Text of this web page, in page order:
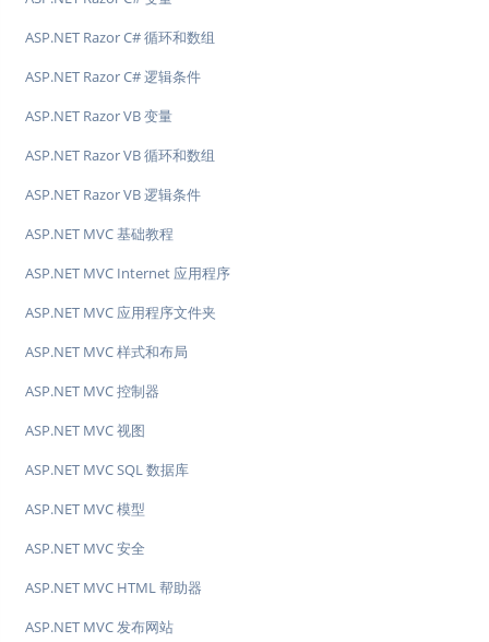
ASP.NET Razor C# 循环和数组
ASP.NET Razor C# 逻辑条件
ASP.NET Razor VB 变量
ASP.NET Razor VB 循环和数组
ASP.NET Razor VB 逻辑条件
ASP.NET MVC 基础教程
ASP.NET MVC Internet 应用程序
ASP.NET MVC 应用程序文件夹
ASP.NET MVC 样式和布局
ASP.NET MVC 控制器
ASP.NET MVC 视图
ASP.NET MVC SQL 数据库
ASP.NET MVC 模型
ASP.NET MVC 安全
ASP.NET MVC HTML 帮助器
ASP.NET MVC 发布网站